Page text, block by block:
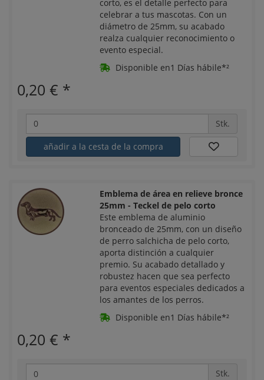
corto, es el detalle perfecto para
celebrar a tus mascotas. Con un
diámetro de 25mm, su acabado
realza cualquier reconocimiento o
evento especial.
Disponible en1 Días hábile*²
0,20 € *
Stk.
añadir a la cesta de la compra
Emblema de área en relieve bronce
25mm - Teckel de pelo corto
Este emblema de aluminio
bronceado de 25mm, con un diseño
de perro salchicha de pelo corto,
aporta distinción a cualquier
premio. Su acabado detallado y
robustez hacen que sea perfecto
para eventos especiales dedicados a
los amantes de los perros.
Disponible en1 Días hábile*²
0,20 € *
Stk.